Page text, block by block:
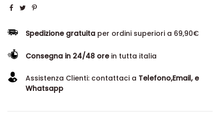
Spedizione gratuita per ordini superiori a 69,90€
Consegna in 24/48 orein tutta italia
Assistenza Clienti: contattaci a Telefono,Email, e
Whatsapp